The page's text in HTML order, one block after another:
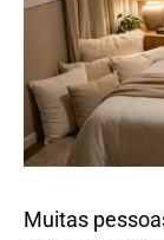
Muitas